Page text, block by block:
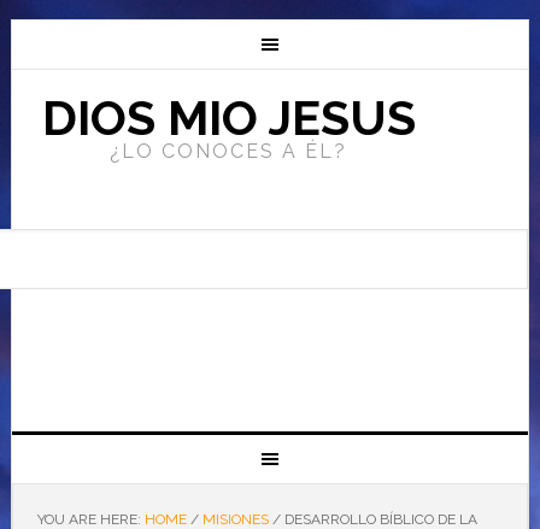
DIOS MIO JESUS
¿LO CONOCES A ÉL?
YOU ARE HERE: HOME / MISIONES /DESARROLLO BÍBLICO DE LA